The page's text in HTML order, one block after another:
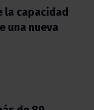
la capacidad
una nueva